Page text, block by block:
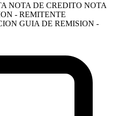
NOTA DE CREDITO NOTA
- REMITENTE
GUIA DE REMISION -